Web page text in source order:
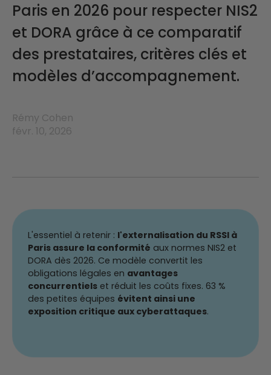
Paris en 2026 pour respecter NIS2
et DORA grâce à ce comparatif
des prestataires, critères clés et
modèles d’accompagnement.
Rémy Cohen
févr. 10, 2026
L'essentiel à retenir : l'externalisation du RSSI à
Paris assure la conformité aux normes NIS2 et
DORA dès 2026. Ce modèle convertit les
obligations légales en avantages
concurrentiels et réduit les coûts fixes. 63 %
des petites équipes évitent ainsi une
exposition critique aux cyberattaques.